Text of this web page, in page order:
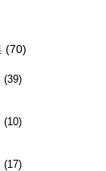
(70)
(39)
(10)
(17)